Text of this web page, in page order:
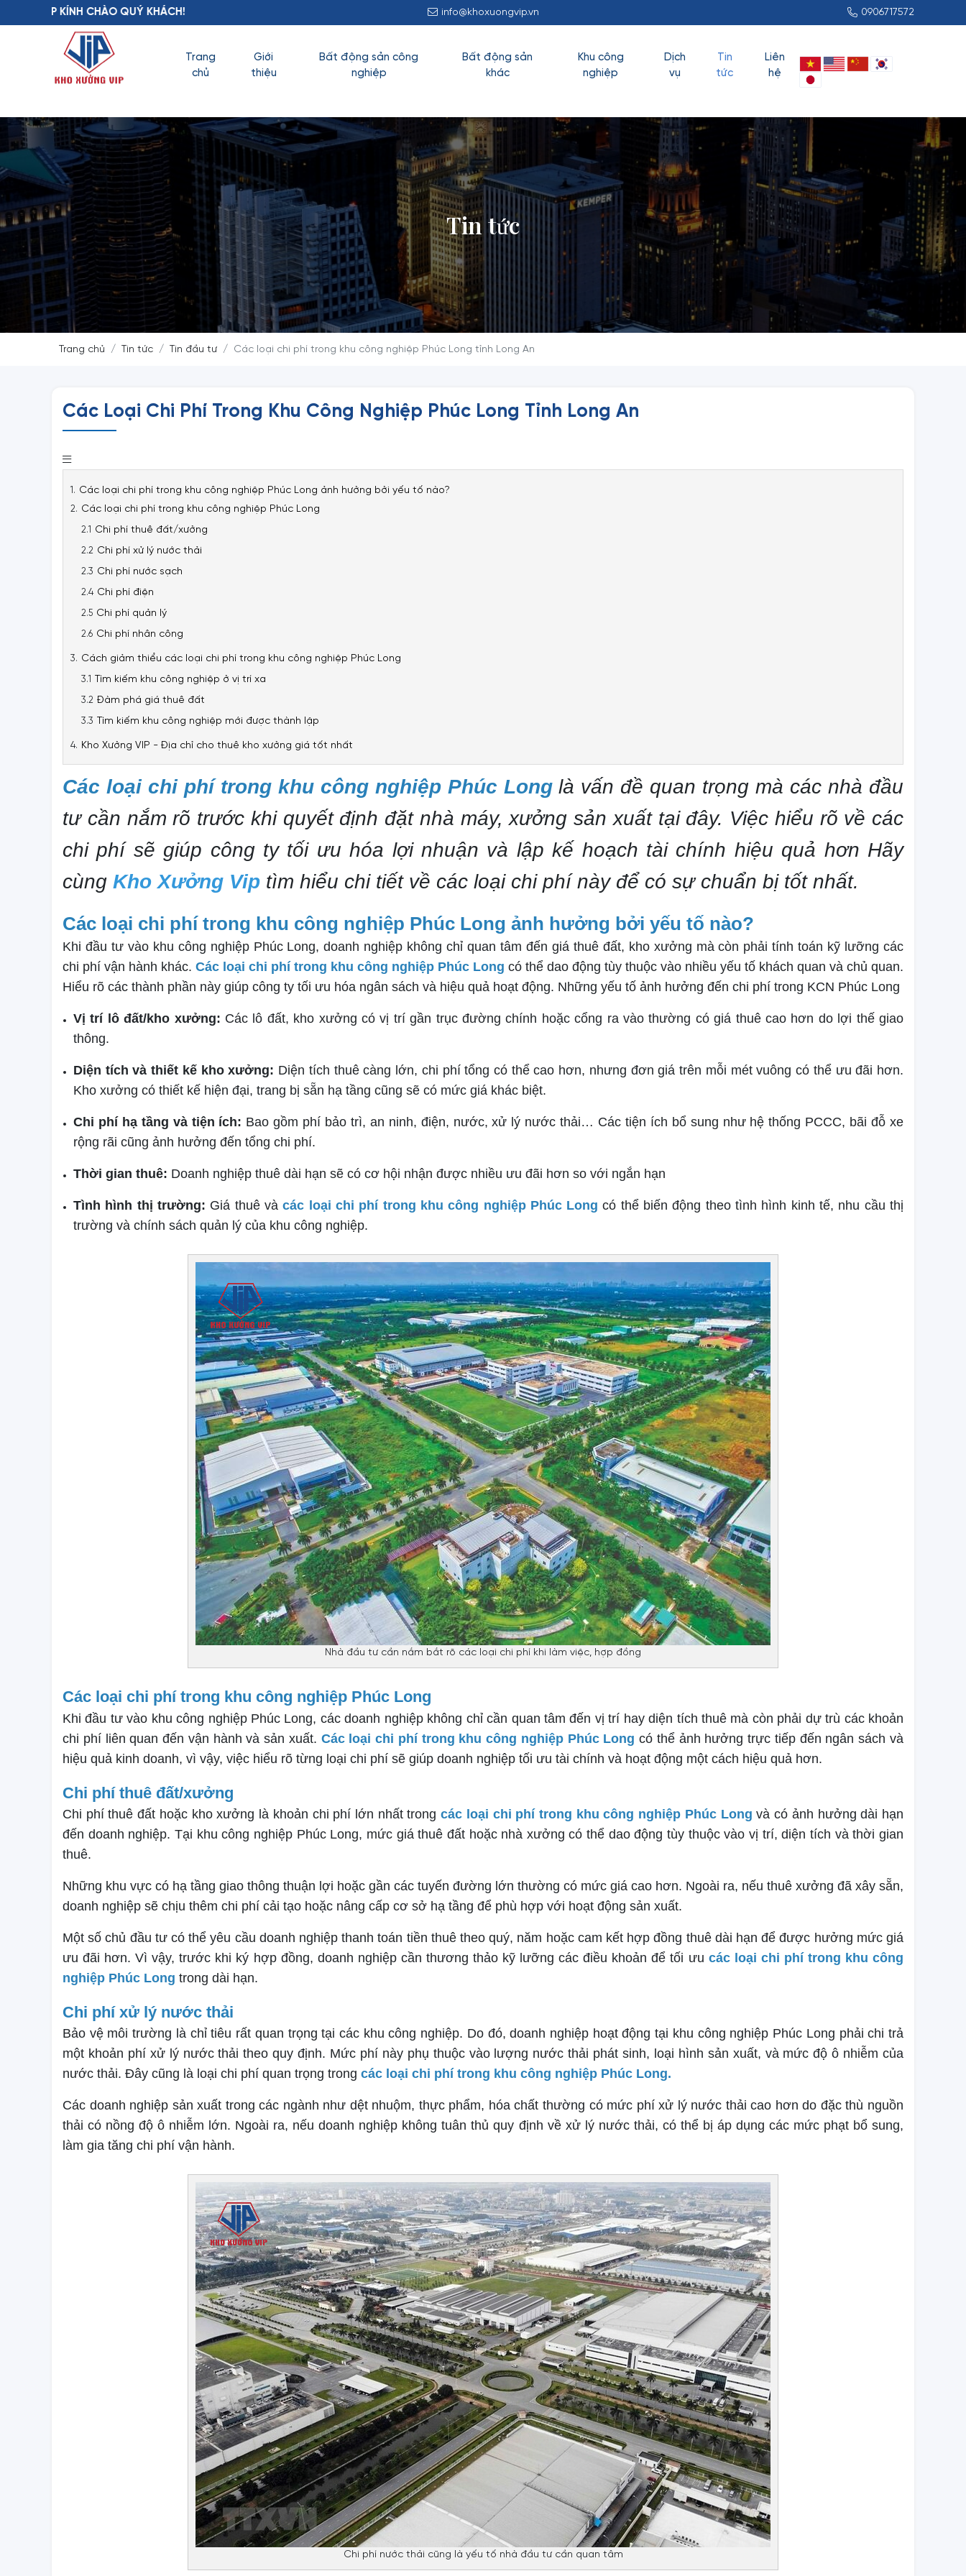
KHÁCH! 0906717572
info@khoxuongvip.vn
Trang
chủ
Giới
thiệu
Bất động sản công
nghiệp
Bất động sản
khác
Khu công
nghiệp
Dịch
vụ
Tin
tức
Liên
hệ
Tin tức
Trang chủ Tin tức Tin đầu tư Các loại chi phí trong khu công nghiệp Phúc Long tỉnh Long An
Các Loại Chi Phí Trong Khu Công Nghiệp Phúc Long Tỉnh Long An
Các loại chi phí trong khu công nghiệp Phúc Long ảnh hưởng bởi yếu tố nào?
Các loại chi phí trong khu công nghiệp Phúc Long
Chi phí thuê đất/xưởng
Chi phí xử lý nước thải
Chi phí nước sạch
Chi phí điện
Chi phí quản lý
Chi phí nhân công
Cách giảm thiểu các loại chi phí trong khu công nghiệp Phúc Long
Tìm kiếm khu công nghiệp ở vị trí xa
Đàm phá giá thuê đất
Tìm kiếm khu công nghiệp mới được thành lập
Kho Xưởng VIP - Địa chỉ cho thuê kho xưởng giá tốt nhất
Các loại chi phí trong khu công nghiệp Phúc Longlà vấn đề quan trọng mà các nhà đầu
tư cần nắm rõ trước khi quyết định đặt nhà máy, xưởng sản xuất tại đây. Việc hiểu rõ về các
chi phí sẽ giúp công ty tối ưu hóa lợi nhuận và lập kế hoạch tài chính hiệu quả hơn Hãy
cùng Kho Xưởng Vip tìm hiểu chi tiết về các loại chi phí này để có sự chuẩn bị tốt nhất.
Các loại chi phí trong khu công nghiệp Phúc Long ảnh hưởng bởi yếu tố nào?
Khi đầu tư vào khu công nghiệp Phúc Long, doanh nghiệp không chỉ quan tâm đến giá thuê đất, kho xưởng mà còn phải tính toán kỹ lưỡng các
chi phí vận hành khác. Các loại chi phí trong khu công nghiệp Phúc Long có thể dao động tùy thuộc vào nhiều yếu tố khách quan và chủ quan.
Hiểu rõ các thành phần này giúp công ty tối ưu hóa ngân sách và hiệu quả hoạt động. Những yếu tố ảnh hưởng đến chi phí trong KCN Phúc Long
Vị trí lô đất/kho xưởng: Các lô đất, kho xưởng có vị trí gần trục đường chính hoặc cổng ra vào thường có giá thuê cao hơn do lợi thế giao
thông.
Diện tích và thiết kế kho xưởng: Diện tích thuê càng lớn, chi phí tổng có thể cao hơn, nhưng đơn giá trên mỗi mét vuông có thể ưu đãi hơn.
Kho xưởng có thiết kế hiện đại, trang bị sẵn hạ tầng cũng sẽ có mức giá khác biệt.
Chi phí hạ tầng và tiện ích: Bao gồm phí bảo trì, an ninh, điện, nước, xử lý nước thải… Các tiện ích bổ sung như hệ thống PCCC, bãi đỗ xe
rộng rãi cũng ảnh hưởng đến tổng chi phí.
Thời gian thuê: Doanh nghiệp thuê dài hạn sẽ có cơ hội nhận được nhiều ưu đãi hơn so với ngắn hạn
Tình hình thị trường: Giá thuê vàcác loại chi phí trong khu công nghiệp Phúc Long có thể biến động theo tình hình kinh tế, nhu cầu thị
trường và chính sách quản lý của khu công nghiệp.
Nhà đầu tư cần nắm bắt rõ các loại chi phí khi làm việc, hợp đồng
Các loại chi phí trong khu công nghiệp Phúc Long
Khi đầu tư vào khu công nghiệp Phúc Long, các doanh nghiệp không chỉ cần quan tâm đến vị trí hay diện tích thuê mà còn phải dự trù các khoản
chi phí liên quan đến vận hành và sản xuất. Các loại chi phí trong khu công nghiệp Phúc Long có thể ảnh hưởng trực tiếp đến ngân sách và
hiệu quả kinh doanh, vì vậy, việc hiểu rõ từng loại chi phí sẽ giúp doanh nghiệp tối ưu tài chính và hoạt động một cách hiệu quả hơn.
Chi phí thuê đất/xưởng
Chi phí thuê đất hoặc kho xưởng là khoản chi phí lớn nhất trongcác loại chi phí trong khu công nghiệp Phúc Long và có ảnh hưởng dài hạn
đến doanh nghiệp. Tại khu công nghiệp Phúc Long, mức giá thuê đất hoặc nhà xưởng có thể dao động tùy thuộc vào vị trí, diện tích và thời gian
thuê.
Những khu vực có hạ tầng giao thông thuận lợi hoặc gần các tuyến đường lớn thường có mức giá cao hơn. Ngoài ra, nếu thuê xưởng đã xây sẵn,
doanh nghiệp sẽ chịu thêm chi phí cải tạo hoặc nâng cấp cơ sở hạ tầng để phù hợp với hoạt động sản xuất.
Một số chủ đầu tư có thể yêu cầu doanh nghiệp thanh toán tiền thuê theo quý, năm hoặc cam kết hợp đồng thuê dài hạn để được hưởng mức giá
ưu đãi hơn. Vì vậy, trước khi ký hợp đồng, doanh nghiệp cần thương thảo kỹ lưỡng các điều khoản để tối ưu các loại chi phí trong khu công
nghiệp Phúc Long trong dài hạn.
Chi phí xử lý nước thải
Bảo vệ môi trường là chỉ tiêu rất quan trọng tại các khu công nghiệp. Do đó, doanh nghiệp hoạt động tại khu công nghiệp Phúc Long phải chi trả
một khoản phí xử lý nước thải theo quy định. Mức phí này phụ thuộc vào lượng nước thải phát sinh, loại hình sản xuất, và mức độ ô nhiễm của
nước thải. Đây cũng là loại chi phí quan trọng trong các loại chi phí trong khu công nghiệp Phúc Long.
Các doanh nghiệp sản xuất trong các ngành như dệt nhuộm, thực phẩm, hóa chất thường có mức phí xử lý nước thải cao hơn do đặc thù nguồn
thải có nồng độ ô nhiễm lớn. Ngoài ra, nếu doanh nghiệp không tuân thủ quy định về xử lý nước thải, có thể bị áp dụng các mức phạt bổ sung,
làm gia tăng chi phí vận hành.
Chi phí nước thải cũng là yếu tố nhà đầu tư cần quan tâm